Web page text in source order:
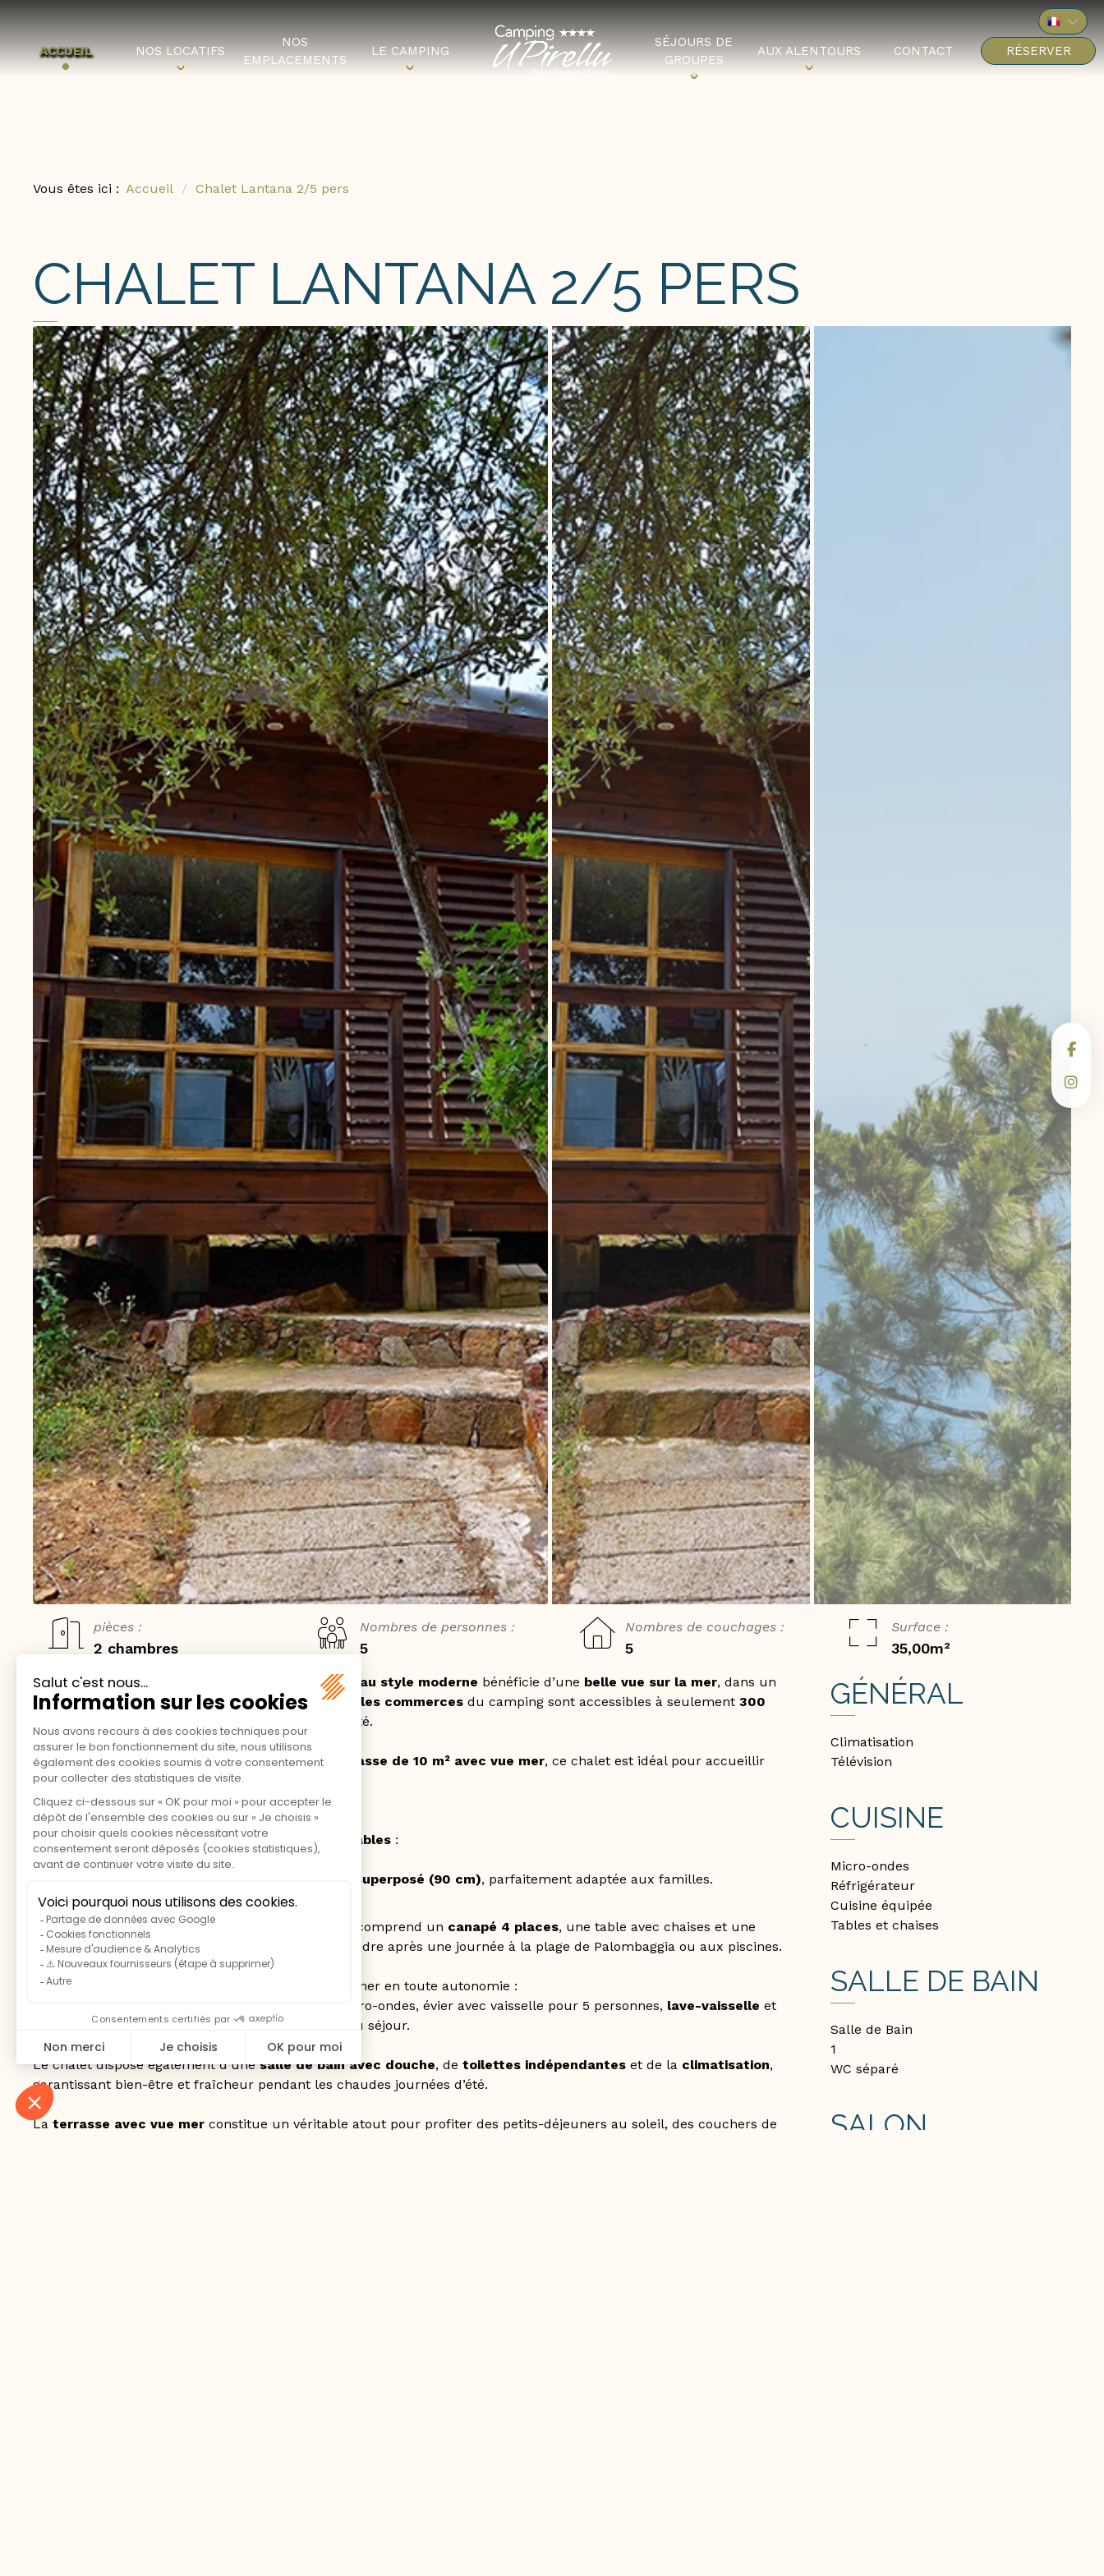
ACCUEIL NOS LOCATIFS
NOS
EMPLACEMENTS
LE CAMPING
SÉJOURS DE
GROUPES
AUX ALENTOURS CONTACT RÉSERVER
Vous êtes ici : Accueil Chalet Lantana 2/5 pers
CHALET LANTANA 2/5 PERS
pièces :
2 chambres
Nombres de personnes :
5
Nombres de couchages :
5
Surface :
35,00m²
Situé sur lacolline du camping chalet design au style moderne bénéficie d’une belle vue sur la mer, dans un
environnement calme et privilégié. Lespiscines et les commerces du camping sont accessibles à seulement 300
, alliant tranquillité et praticité.
Avec unesurface intérieure de 35 m²et une terrasse de 10 m² avec vue mer, ce chalet est idéal pour accueillir
jusqu’à5 personnes:
2 adultes et 2 ou 3 enfants, ou4 adultes.
Le chalet se compose dedeux chambres confortables :
une chambre aveclit double (140 cm),
lit superposé (90 cm), parfaitement adaptée aux familles.
L’espace de vie, à la foismoderne et fonctionnel , comprend un canapé 4 places, une table avec chaises et une
télévision, offrant un cadre agréable pour se détendre après une journée à la plage de Palombaggia ou aux piscines.
Lacuisine entièrement équipée
permet de séjourner en toute autonomie :
réfrigérateur, congélateur, plaques de cuisson, micro-ondes, évier avec vaisselle pour 5 personnes, lave-vaisselle et
lave-linge, pour un confort optimal tout au long du séjour.
Le chalet dispose également d’unesalle de bain avec douche, de toilettes indépendantes et de la climatisation,
garantissant bien-être et fraîcheur pendant les chaudes journées d’été.
La terrasse avec vue mer constitue un véritable atout pour profiter des petits-déjeuners au soleil, des couchers de
GÉNÉRAL
Climatisation
Télévision
CUISINE
Micro-ondes
Réfrigérateur
Cuisine équipée
Tables et chaises
SALLE DE BAIN
Salle de Bain
1
WC séparé
SALON